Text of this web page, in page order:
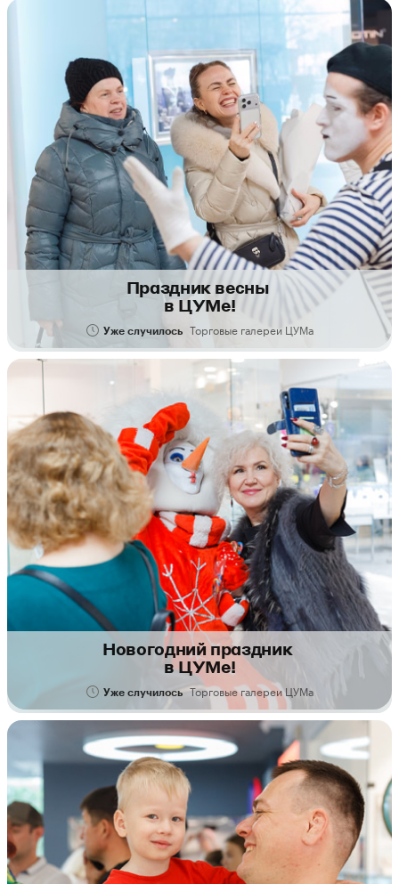
Праздник весны
в ЦУМе!
Уже случилось Торговые галереи ЦУМа
Новогодний праздник
в ЦУМе!
Уже случилось Торговые галереи ЦУМа